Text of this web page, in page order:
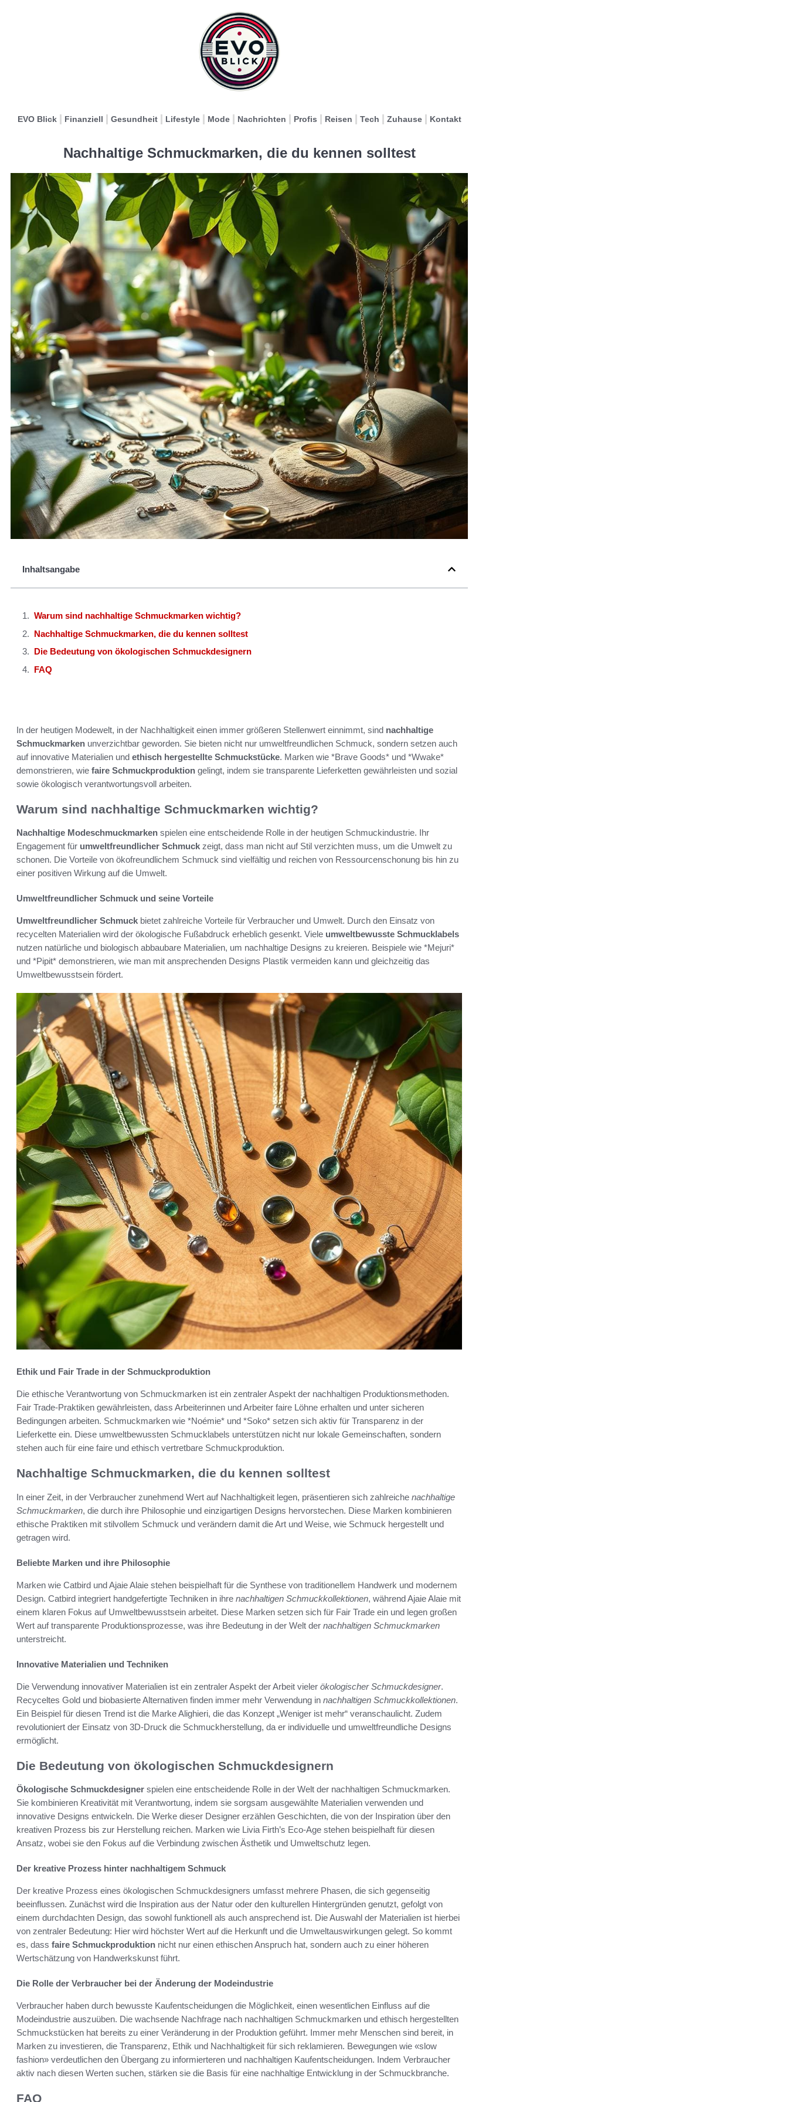
EVO Blick Finanziell Gesundheit Lifestyle Mode Nachrichten Profis Reisen Tech Zuhause Kontakt
Nachhaltige Schmuckmarken, die du kennen solltest
Inhaltsangabe
Warum sind nachhaltige Schmuckmarken wichtig?
Nachhaltige Schmuckmarken, die du kennen solltest
Die Bedeutung von ökologischen Schmuckdesignern
FAQ
In der heutigen Modewelt, in der Nachhaltigkeit einen immer größeren Stellenwert einnimmt, sind nachhaltige
Schmuckmarken unverzichtbar geworden. Sie bieten nicht nur umweltfreundlichen Schmuck, sondern setzen auch
auf innovative Materialien und ethisch hergestellte Schmuckstücke. Marken wie *Brave Goods* und *Wwake*
demonstrieren, wie faire Schmuckproduktion gelingt, indem sie transparente Lieferketten gewährleisten und sozial
sowie ökologisch verantwortungsvoll arbeiten.
Warum sind nachhaltige Schmuckmarken wichtig?
Nachhaltige Modeschmuckmarken spielen eine entscheidende Rolle in der heutigen Schmuckindustrie. Ihr
Engagement für umweltfreundlicher Schmuck zeigt, dass man nicht auf Stil verzichten muss, um die Umwelt zu
schonen. Die Vorteile von ökofreundlichem Schmuck sind vielfältig und reichen von Ressourcenschonung bis hin zu
einer positiven Wirkung auf die Umwelt.
Umweltfreundlicher Schmuck und seine Vorteile
Umweltfreundlicher Schmuck bietet zahlreiche Vorteile für Verbraucher und Umwelt. Durch den Einsatz von
recycelten Materialien wird der ökologische Fußabdruck erheblich gesenkt. Viele umweltbewusste Schmucklabels
nutzen natürliche und biologisch abbaubare Materialien, um nachhaltige Designs zu kreieren. Beispiele wie *Mejuri*
und *Pipit* demonstrieren, wie man mit ansprechenden Designs Plastik vermeiden kann und gleichzeitig das
Umweltbewusstsein fördert.
Ethik und Fair Trade in der Schmuckproduktion
Die ethische Verantwortung von Schmuckmarken ist ein zentraler Aspekt der nachhaltigen Produktionsmethoden.
Fair Trade-Praktiken gewährleisten, dass Arbeiterinnen und Arbeiter faire Löhne erhalten und unter sicheren
Bedingungen arbeiten. Schmuckmarken wie *Noémie* und *Soko* setzen sich aktiv für Transparenz in der
Lieferkette ein. Diese umweltbewussten Schmucklabels unterstützen nicht nur lokale Gemeinschaften, sondern
stehen auch für eine faire und ethisch vertretbare Schmuckproduktion.
Nachhaltige Schmuckmarken, die du kennen solltest
In einer Zeit, in der Verbraucher zunehmend Wert auf Nachhaltigkeit legen, präsentieren sich zahlreiche nachhaltige
Schmuckmarken, die durch ihre Philosophie und einzigartigen Designs hervorstechen. Diese Marken kombinieren
ethische Praktiken mit stilvollem Schmuck und verändern damit die Art und Weise, wie Schmuck hergestellt und
getragen wird.
Beliebte Marken und ihre Philosophie
Marken wie Catbird und Ajaie Alaie stehen beispielhaft für die Synthese von traditionellem Handwerk und modernem
Design. Catbird integriert handgefertigte Techniken in ihre nachhaltigen Schmuckkollektionen, während Ajaie Alaie mit
einem klaren Fokus auf Umweltbewusstsein arbeitet. Diese Marken setzen sich für Fair Trade ein und legen großen
Wert auf transparente Produktionsprozesse, was ihre Bedeutung in der Welt der nachhaltigen Schmuckmarken
unterstreicht.
Innovative Materialien und Techniken
Die Verwendung innovativer Materialien ist ein zentraler Aspekt der Arbeit vieler ökologischer Schmuckdesigner.
Recyceltes Gold und biobasierte Alternativen finden immer mehr Verwendung in nachhaltigen Schmuckkollektionen.
Ein Beispiel für diesen Trend ist die Marke Alighieri, die das Konzept „Weniger ist mehr“ veranschaulicht. Zudem
revolutioniert der Einsatz von 3D-Druck die Schmuckherstellung, da er individuelle und umweltfreundliche Designs
ermöglicht.
Die Bedeutung von ökologischen Schmuckdesignern
Ökologische Schmuckdesigner spielen eine entscheidende Rolle in der Welt der nachhaltigen Schmuckmarken.
Sie kombinieren Kreativität mit Verantwortung, indem sie sorgsam ausgewählte Materialien verwenden und
innovative Designs entwickeln. Die Werke dieser Designer erzählen Geschichten, die von der Inspiration über den
kreativen Prozess bis zur Herstellung reichen. Marken wie Livia Firth’s Eco-Age stehen beispielhaft für diesen
Ansatz, wobei sie den Fokus auf die Verbindung zwischen Ästhetik und Umweltschutz legen.
Der kreative Prozess hinter nachhaltigem Schmuck
Der kreative Prozess eines ökologischen Schmuckdesigners umfasst mehrere Phasen, die sich gegenseitig
beeinflussen. Zunächst wird die Inspiration aus der Natur oder den kulturellen Hintergründen genutzt, gefolgt von
einem durchdachten Design, das sowohl funktionell als auch ansprechend ist. Die Auswahl der Materialien ist hierbei
von zentraler Bedeutung: Hier wird höchster Wert auf die Herkunft und die Umweltauswirkungen gelegt. So kommt
es, dass faire Schmuckproduktion nicht nur einen ethischen Anspruch hat, sondern auch zu einer höheren
Wertschätzung von Handwerkskunst führt.
Die Rolle der Verbraucher bei der Änderung der Modeindustrie
Verbraucher haben durch bewusste Kaufentscheidungen die Möglichkeit, einen wesentlichen Einfluss auf die
Modeindustrie auszuüben. Die wachsende Nachfrage nach nachhaltigen Schmuckmarken und ethisch hergestellten
Schmuckstücken hat bereits zu einer Veränderung in der Produktion geführt. Immer mehr Menschen sind bereit, in
Marken zu investieren, die Transparenz, Ethik und Nachhaltigkeit für sich reklamieren. Bewegungen wie «slow
fashion» verdeutlichen den Übergang zu informierteren und nachhaltigen Kaufentscheidungen. Indem Verbraucher
aktiv nach diesen Werten suchen, stärken sie die Basis für eine nachhaltige Entwicklung in der Schmuckbranche.
FAQ